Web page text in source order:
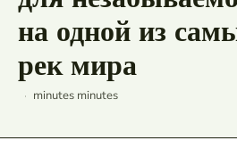
Свадьбы
По городам
Страны
на одной из
рек мира
minutes minutes